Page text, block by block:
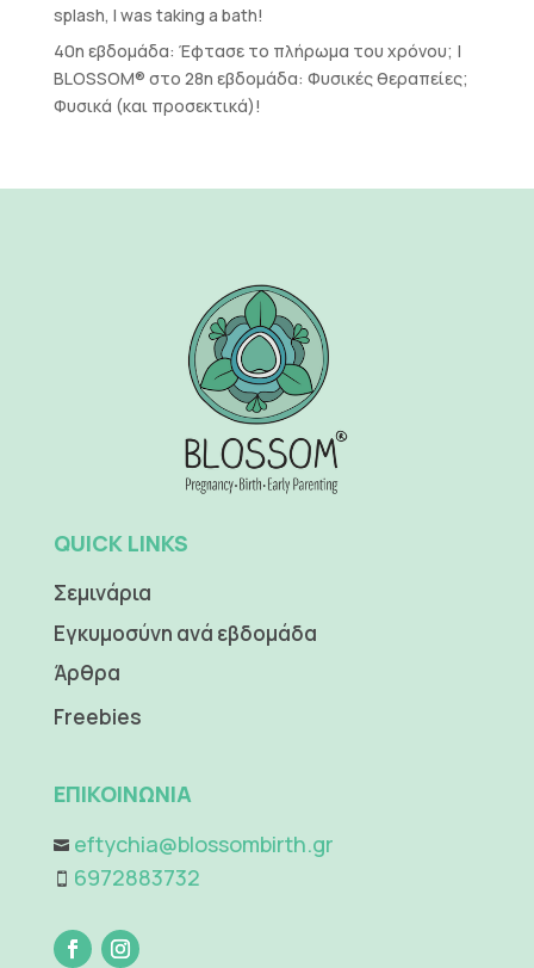
splash, I was taking a bath!
40η εβδομάδα: Έφτασε το πλήρωμα του χρόνου; |
BLOSSOM® στο 28η εβδομάδα: Φυσικές θεραπείες;
Φυσικά (και προσεκτικά)!
QUICK LINKS
Σεμινάρια
Εγκυμοσύνη ανά εβδομάδα
Άρθρα
Freebies
ΕΠΙΚΟΙΝΩΝΙΑ
eftychia@blossombirth.gr
 6972883732